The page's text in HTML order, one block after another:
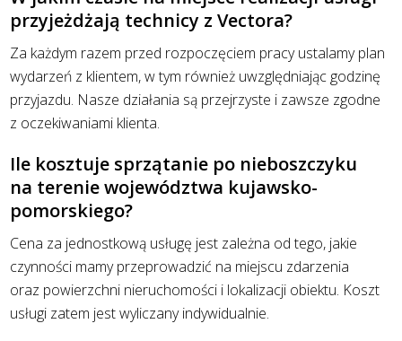
przyjeżdżają technicy z Vectora?
Za każdym razem przed rozpoczęciem pracy ustalamy plan
wydarzeń z klientem, w tym również uwzględniając godzinę
przyjazdu. Nasze działania są przejrzyste i zawsze zgodne
z oczekiwaniami klienta.
Ile kosztuje sprzątanie po nieboszczyku
na terenie województwa kujawsko-
pomorskiego?
Cena za jednostkową usługę jest zależna od tego, jakie
czynności mamy przeprowadzić na miejscu zdarzenia
oraz powierzchni nieruchomości i lokalizacji obiektu. Koszt
usługi zatem jest wyliczany indywidualnie.